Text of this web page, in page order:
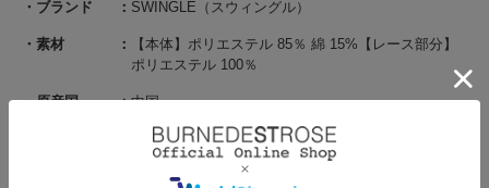
ブランド SWINGLE（スウィングル）
素材
【本体】ポリエステル 85％ 綿 15%【レース部分】
ポリエステル 100％
原産国 中国
F(00):着丈 52cm/バスト 98cm/肩幅 39cm/裾回り
104cm